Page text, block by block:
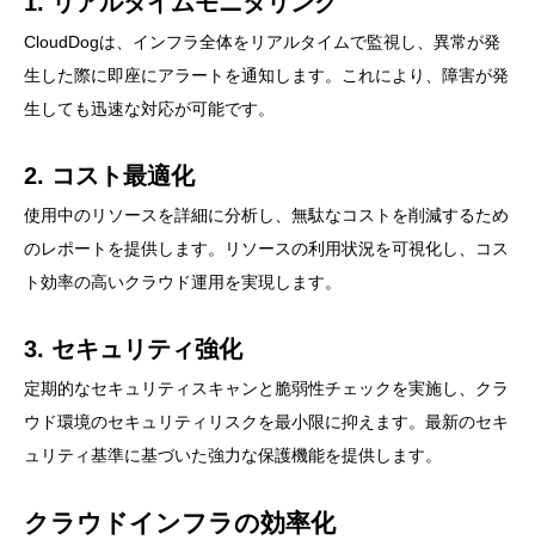
CloudDogは、インフラ全体をリアルタイムで監視し、異常が発
生した際に即座にアラートを通知します。これにより、障害が発
生しても迅速な対応が可能です。
2. コスト最適化
使用中のリソースを詳細に分析し、無駄なコストを削減するため
のレポートを提供します。リソースの利用状況を可視化し、コス
ト効率の高いクラウド運用を実現します。
3. セキュリティ強化
定期的なセキュリティスキャンと脆弱性チェックを実施し、クラ
ウド環境のセキュリティリスクを最小限に抑えます。最新のセキ
ュリティ基準に基づいた強力な保護機能を提供します。
クラウドインフラの効率化